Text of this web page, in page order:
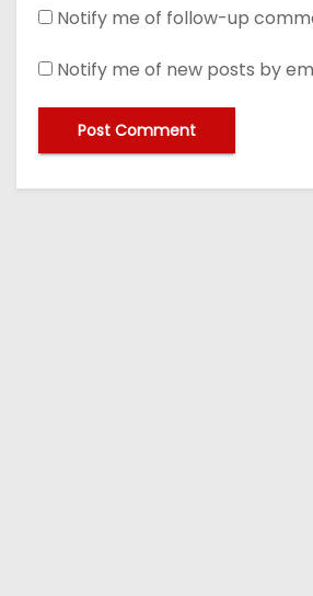
Notify me of follow-up
Notify me of new posts by